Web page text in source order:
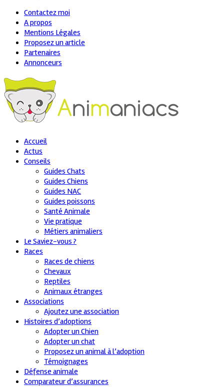
Contactez moi
A propos
Mentions Légales
Proposez un article
Partenaires
Annonceurs
Accueil
Actus
Conseils
Guides Chats
Guides Chiens
Guides NAC
Guides poissons
Santé Animale
Vie pratique
Métiers animaliers
Le Saviez-vous ?
Races
Races de chiens
Chevaux
Reptiles
Animaux étranges
Associations
Ajoutez une association
Histoires d’adoptions
Adopter un Chien
Adopter un chat
Proposez un animal à l’adoption
Témoignages
Défense animale
Comparateur d’assurances